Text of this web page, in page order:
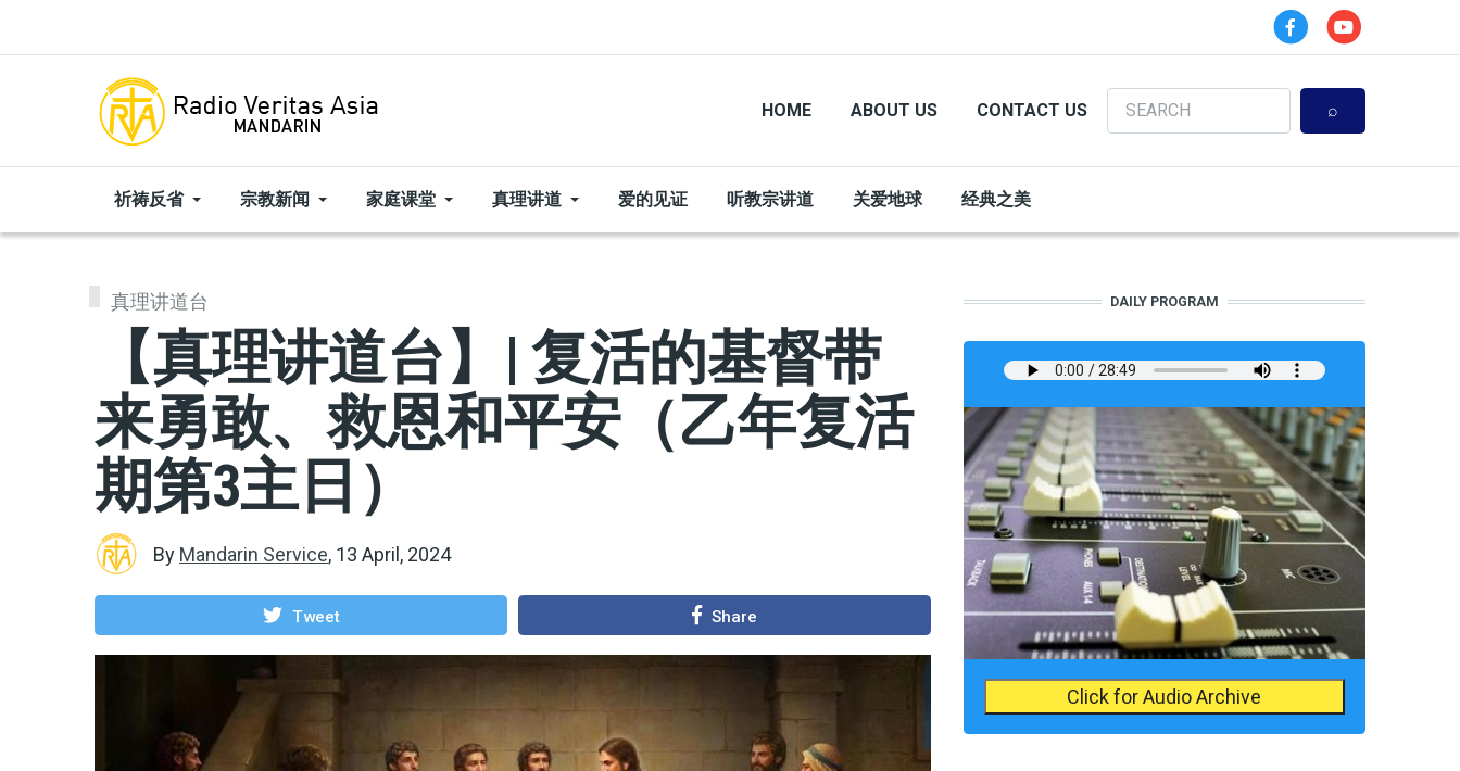
HOME ABOUT US CONTACT US
Search
祈祷反省 宗教新闻 家庭课堂 真理讲道 爱的见证 听教宗讲道 关爱地球 经典之美
真理讲道台
【真理讲道台】| 复活的基督带
来勇敢、救恩和平安（乙年复活
期第3主日）
By Mandarin Service, 13 April, 2024
Tweet Share
DAILY PROGRAM
Click for Audio Archive